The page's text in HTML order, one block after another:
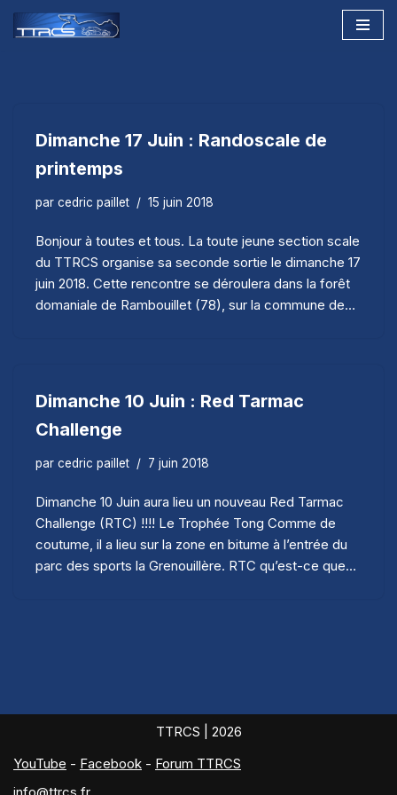
Dimanche 17 Juin : Randoscale de
printemps
par cedric paillet 15 juin 2018
Bonjour à toutes et tous. La toute jeune section scale
du TTRCS organise sa seconde sortie le dimanche 17
juin 2018. Cette rencontre se déroulera dans la forêt
domaniale de Rambouillet (78), sur la commune de…
Dimanche 10 Juin : Red Tarmac
Challenge
par cedric paillet 7 juin 2018
Dimanche 10 Juin aura lieu un nouveau Red Tarmac
Challenge (RTC) !!!! Le Trophée Tong Comme de
coutume, il a lieu sur la zone en bitume à l’entrée du
parc des sports la Grenouillère. RTC qu’est-ce que…
TTRCS | 2026
YouTube - Facebook - Forum TTRCS